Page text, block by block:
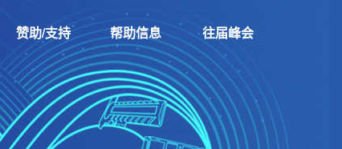
赞助/支持 帮助信息 往届峰会